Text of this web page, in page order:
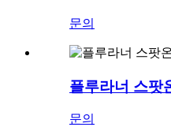
문의
플루라너 스팟
문의